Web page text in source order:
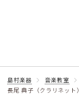
島村楽器 音楽教室
長尾 典子（クラリネット）